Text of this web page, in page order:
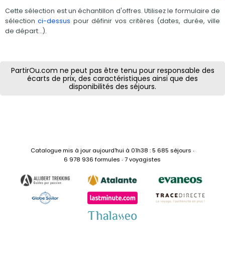
Cette sélection est un échantillon d'offres. Utilisez le formulaire de
sélectionci-dessus pour définir vos critères (dates, durée, ville
de départ...).
PartirOu.com ne peut pas être tenu pour responsable des
écarts de prix, des caractéristiques ainsi que des
disponibilités des séjours.
Catalogue mis à jour aujourd'hui à 01h38 : 5 685 séjours ‧
6 978 936 formules ‧ 7 voyagistes